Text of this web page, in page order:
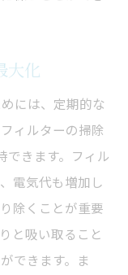
大化
には、定期的な
ィルターの掃除
できます。フィル
電気代も増加し
除くことが重要
と吸い取ること
できます。ま